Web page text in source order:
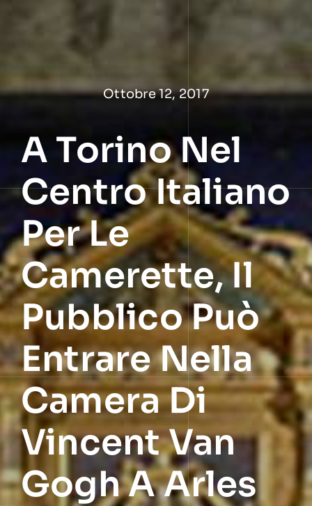
Ottobre 12, 2017
A Torino Nel
Centro Italiano
Per Le
Camerette, Il
Pubblico Può
Entrare Nella
Camera Di
Vincent Van
Gogh A Arles